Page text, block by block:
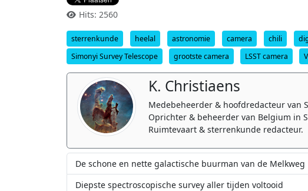
Hits: 2560
sterrenkunde heelal astronomie camera chili
Simonyi Survey Telescope
grootste camera LSST camera
K. Christiaens
Medebeheerder & hoofdredacteur van
Oprichter & beheerder van Belgium in
Ruimtevaart & sterrenkunde redacteur.
De schone en nette galactische buurman van de Melkweg
Diepste spectroscopische survey aller tijden voltooid